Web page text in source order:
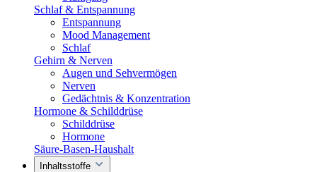
Schlaf & Entspannung
Entspannung
Mood Management
Schlaf
Gehirn & Nerven
Augen und Sehvermögen
Nerven
Gedächtnis & Konzentration
Hormone & Schilddrüse
Schilddrüse
Hormone
Säure-Basen-Haushalt
Inhaltsstoffe